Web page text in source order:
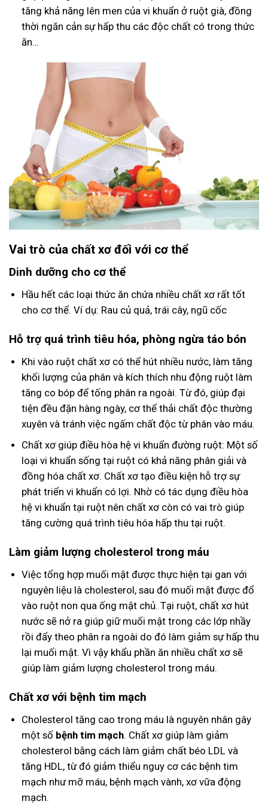
tăng khả năng lên men của vi khuẩn ở ruột già, đồng
thời ngăn cản sự hấp thu các độc chất có trong thức
ăn…
Vai trò của chất xơ đối với cơ thể
Dinh dưỡng cho cơ thể
Hầu hết các loại thức ăn chứa nhiều chất xơ rất tốt
cho cơ thể. Ví dụ: Rau củ quả, trái cây, ngũ cốc
Hỗ trợ quá trình tiêu hóa, phòng ngừa táo bón
Khi vào ruột chất xơ có thể hút nhiều nước, làm tăng
khối lượng của phân và kích thích nhu động ruột làm
tăng co bóp để tống phân ra ngoài. Từ đó, giúp đại
tiện đều đặn hàng ngày, cơ thể thải chất độc thường
xuyên và tránh việc ngấm chất độc từ phân vào máu.
Chất xơ giúp điều hòa hệ vi khuẩn đường ruột: Một số
loại vi khuẩn sống tại ruột có khả năng phân giải và
đồng hóa chất xơ. Chất xơ tạo điều kiện hỗ trợ sự
phát triển vi khuẩn có lợi. Nhờ có tác dụng điều hòa
hệ vi khuẩn tại ruột nên chất xơ còn có vai trò giúp
tăng cường quá trình tiêu hóa hấp thu tại ruột.
Làm giảm lượng cholesterol trong máu
Việc tổng hợp muối mật được thực hiện tại gan với
nguyên liệu là cholesterol, sau đó muối mật được đổ
vào ruột non qua ống mật chủ. Tại ruột, chất xơ hút
nước sẽ nở ra giúp giữ muối mật trong các lớp nhầy
rồi đẩy theo phân ra ngoài do đó làm giảm sự hấp thu
lại muối mật. Vì vậy khẩu phần ăn nhiều chất xơ sẽ
giúp làm giảm lượng cholesterol trong máu.
Chất xơ với bệnh tim mạch
Cholesterol tăng cao trong máu là nguyên nhân gây
một số bệnh tim mạch. Chất xơ giúp làm giảm
cholesterol bằng cách làm giảm chất béo LDL và
tăng HDL, từ đó giảm thiểu nguy cơ các bệnh tim
mạch như mỡ máu, bệnh mạch vành, xơ vữa động
mạch.